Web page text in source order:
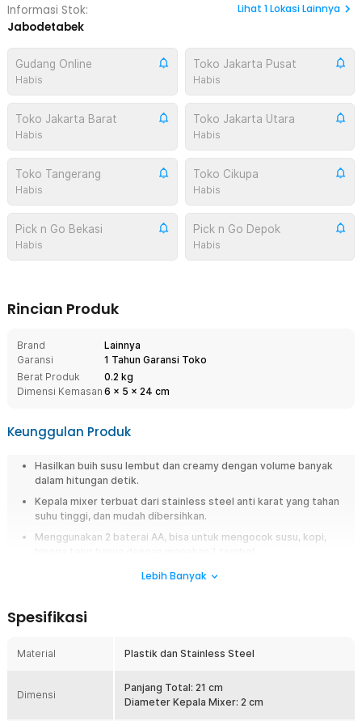
Informasi Stok:
Jabodetabek
Lihat 1Lokasi Lainnya
Gudang Online
Habis
Toko Jakarta Pusat
Habis
Toko Jakarta Barat
Habis
Toko Jakarta Utara
Habis
Toko Tangerang
Habis
Toko Cikupa
Habis
Pick n Go Bekasi
Habis
Pick n Go Depok
Habis
Rincian Produk
Brand
Lainnya
Garansi
1 Tahun Garansi Toko
Berat Produk
0.2 kg
Dimensi Kemasan 6 x 5 x 24 cm
Keunggulan Produk
Hasilkan buih susu lembut dan creamy dengan volume banyak
dalam hitungan detik.
Kepala mixer terbuat dari stainless steel anti karat yang tahan
suhu tinggi, dan mudah dibersihkan.
Menggunakan 2 baterai AA, bisa untuk mengocok susu, kopi,
solusinya! Dirancang khusus untuk menciptakan buih susu sempurna, kini
hitungan detik. Gunakan untuk mengaduk aneka jenis minuman, mulai dari
Fitur
Lebih Banyak
Spesifikasi
Material Plastik dan Stainless Steel
Dimensi
Panjang Total: 21 cm
Diameter Kepala Mixer: 2 cm